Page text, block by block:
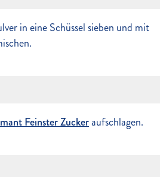
in eine Schüssel sieben und mit
Feinster Zuckeraufschlagen.